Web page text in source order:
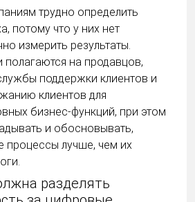
трудно определить
потому что у них нет
измерить результаты.
полагаются на продавцов,
поддержки клиентов и
клиентов для
бизнес-функций, при этом
и обосновывать,
процессы лучше, чем их
разделять